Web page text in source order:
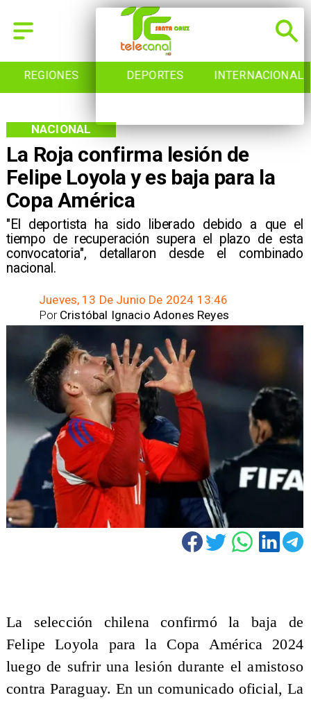
REGIONES DEPORTES INTERNACIONAL
La Roja confirma lesión de
Felipe Loyola y es baja para la
Copa América
​"El deportista ha sido liberado debido a que el
tiempo de recuperación supera el plazo de esta
convocatoria", detallaron desde el combinado
nacional.
NACIONAL
Jueves, 13 De Junio De 2024 13:46
Cristóbal Ignacio Adones Reyes
Por
La selección chilena confirmó la baja de
Felipe Loyola para la Copa América 2024
luego de sufrir una lesión durante el amistoso
contra Paraguay. En un comunicado oficial, La